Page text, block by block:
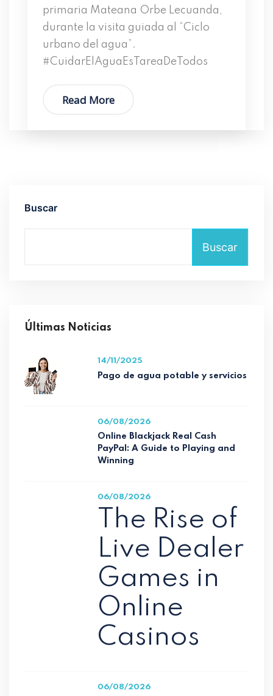
primaria Mateana Orbe Lecuanda,
durante la visita guiada al “Ciclo
urbano del agua”.
#CuidarElAguaEsTareaDeTodos
Read More
Buscar
Buscar
Últimas Noticias
14/11/2025
Pago de agua potable y servicios
06/08/2026
Online Blackjack Real Cash
PayPal: A Guide to Playing and
Winning
06/08/2026
The Rise of
Live Dealer
Games in
Online
Casinos
06/08/2026